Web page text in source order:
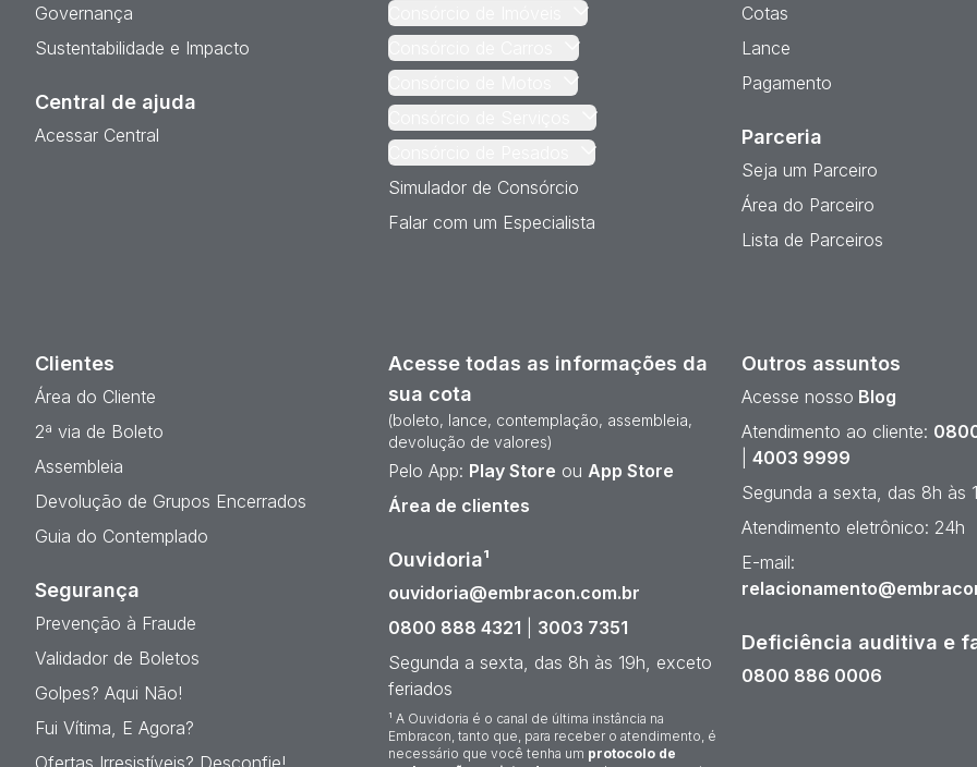
Governança
Sustentabilidade e Impacto
Central de ajuda
Acessar Central
Simulador de Consórcio
Falar com um Especialista
Cotas
Lance
Pagamento
Parceria
Seja um Parceiro
Área do Parceiro
Lista de Parceiros
Clientes
Área do Cliente
2ª via de Boleto
Assembleia
Devolução de Grupos Encerrados
Guia do Contemplado
Segurança
Prevenção à Fraude
Validador de Boletos
Golpes? Aqui Não!
Fui Vítima, E Agora?
Ofertas Irresistíveis? Desconfie!
Acesse todas as informações da
sua cota
(boleto, lance, contemplação, assembleia,
devolução de valores)
Pelo App: Play Store ou App Store
Área de clientes
Ouvidoria¹
ouvidoria@embracon.com.br
0800 888 4321
3003 7351
Segunda a sexta, das 8h às 19h, exceto
feriados
¹ A Ouvidoria é o canal de última instância na
Embracon, tanto que, para receber o atendimento, é
necessário que você tenha um protocolo de
Outros assuntos
Acesse nosso Blog
Atendimento ao cliente:
4003 9999
Segunda a sexta, das 8h às
Atendimento eletrônico: 24h
E-mail:
Deficiência auditiva e
0800 886 0006